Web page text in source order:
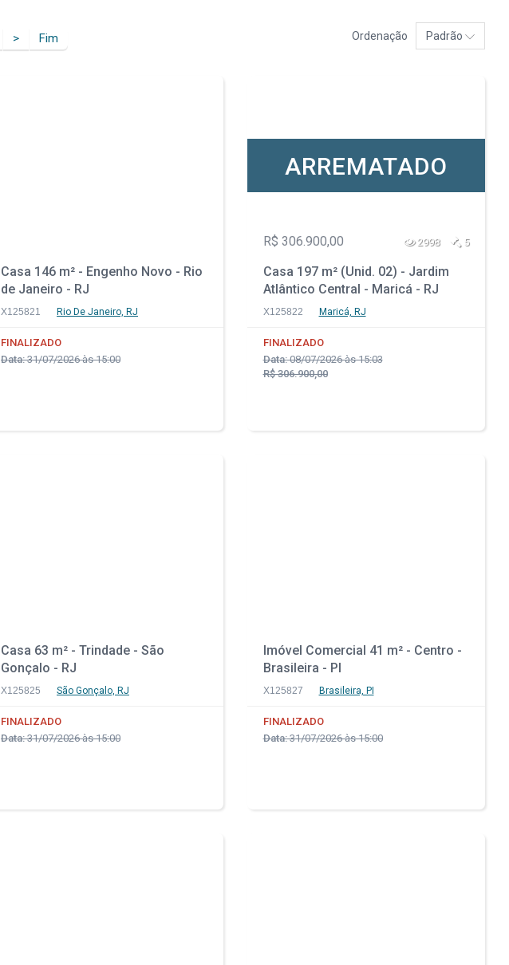
> Fim Ordenação Padrão
Casa 146 m² - Engenho Novo - Rio
de Janeiro - RJ
X125821 Rio De Janeiro, RJ
FINALIZADO
Data:31/07/2026 às 15:00
ARREMATADO
R$ 306.900,00 2998 5
Casa 197 m² (Unid. 02) - Jardim
Atlântico Central - Maricá - RJ
X125822 Maricá, RJ
FINALIZADO
Data:08/07/2026 às 15:03
R$ 306.900,00
Casa 63 m² - Trindade - São
Gonçalo - RJ
X125825 São Gonçalo, RJ
FINALIZADO
Data:31/07/2026 às 15:00
Imóvel Comercial 41 m² - Centro -
Brasileira - PI
X125827 Brasileira, PI
FINALIZADO
Data:31/07/2026 às 15:00